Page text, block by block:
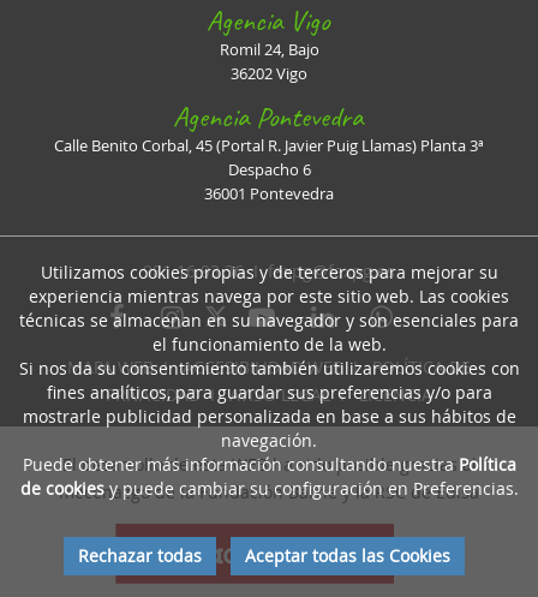
Agencia Vigo
Romil 24, Bajo
36202 Vigo
Agencia Pontevedra
Calle Benito Corbal, 45 (Portal R. Javier Puig Llamas) Planta 3ª
Despacho 6
36001 Pontevedra
981 16 93 36 Ifaxpg@faxpg.es
MAPA WEBIACCESIBILIDAD WEBIPOLÍTICA DE
PRIVACIDADIAVISO LEGALILICENCIA
El desarrollo de esta WEB ha sido posible gracias al
mecenazgo de la Fundación Barrié y la RSC de Edisa
Utilizamos cookies propias y de terceros para mejorar su
experiencia mientras navega por este sitio web. Las cookies
técnicas se almacenan en su navegador y son esenciales para
el funcionamiento de la web.
Si nos da su consentimiento también utilizaremos cookies con
fines analíticos, para guardar sus preferencias y/o para
mostrarle publicidad personalizada en base a sus hábitos de
navegación.
Puede obtener más información consultando nuestraPolítica
de cookiesy puede cambiar su configuración en Preferencias.
Rechazar todas Aceptar todas las Cookies